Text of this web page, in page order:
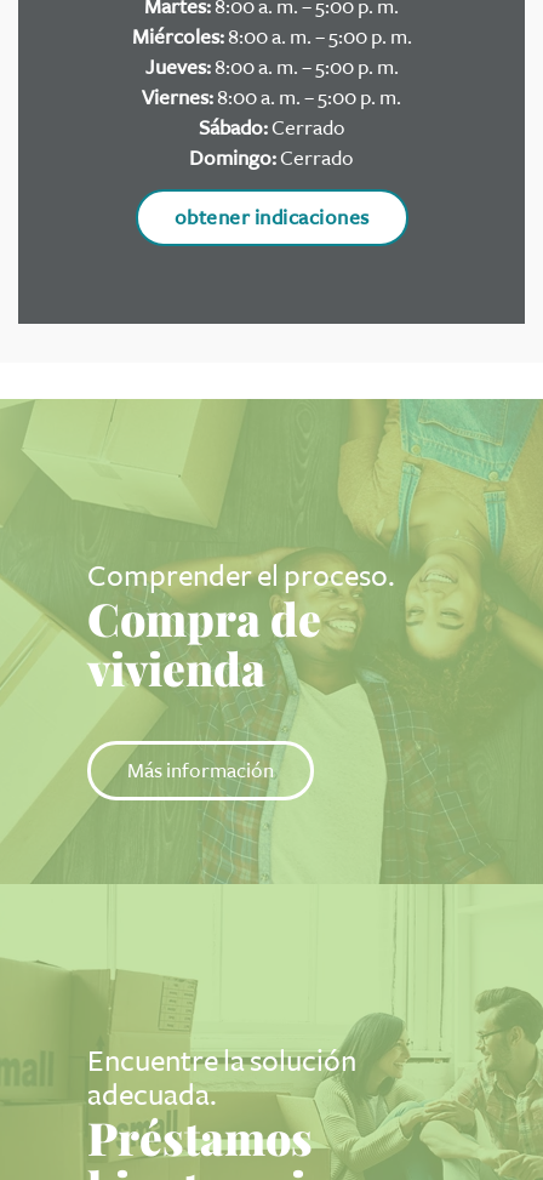
Martes:8:00 a. m. – 5:00 p. m.
Miércoles:8:00 a. m. – 5:00 p. m.
Jueves:8:00 a. m. – 5:00 p. m.
Viernes:8:00 a. m. – 5:00 p. m.
Sábado:Cerrado
Domingo:Cerrado
obtener indicaciones
Comprender el proceso.
Compra de
vivienda
Más información
Encuentre la solución
adecuada.
Préstamos